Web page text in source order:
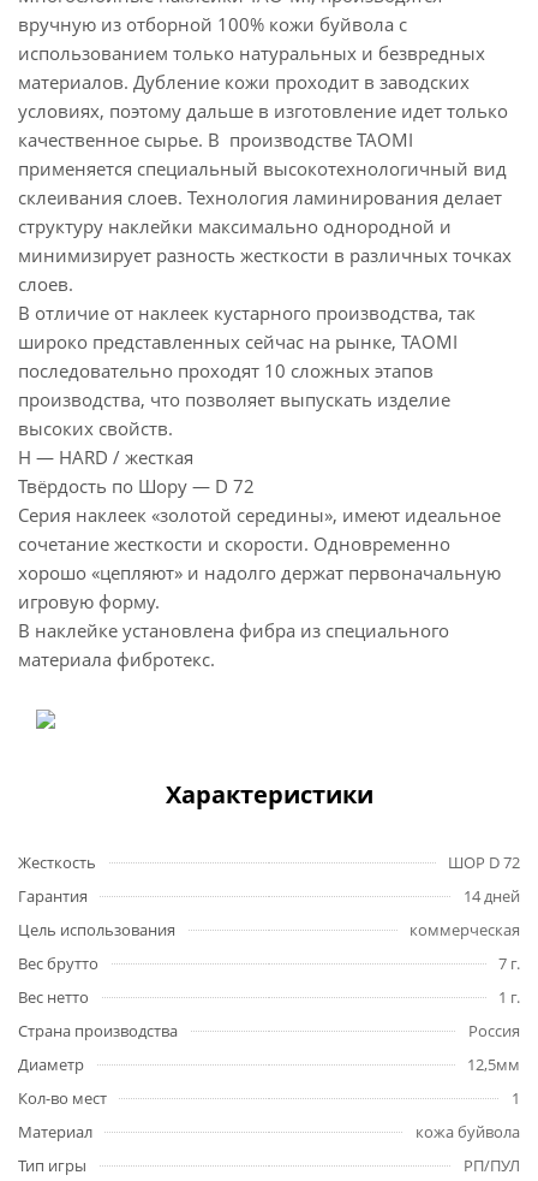
вручную из отборной 100% кожи буйвола с
использованием только натуральных и безвредных
материалов. Дубление кожи проходит в заводских
условиях, поэтому дальше в изготовление идет только
качественное сырье. В производстве TAOMI
применяется специальный высокотехнологичный вид
склеивания слоев. Технология ламинирования делает
структуру наклейки максимально однородной и
минимизирует разность жесткости в различных точках
слоев.
В отличие от наклеек кустарного производства, так
широко представленных сейчас на рынке, TAOMI
последовательно проходят 10 сложных этапов
производства, что позволяет выпускать изделие
высоких свойств.
H — HARD / жесткая
Твёрдость по Шору — D 72
Серия наклеек «золотой середины», имеют идеальное
сочетание жесткости и скорости. Одновременно
хорошо «цепляют» и надолго держат первоначальную
игровую форму.
В наклейке установлена фибра из специального
материала фибротекс.
Характеристики
Жесткость
ШОР D 72
Гарантия
14 дней
Цель использования
коммерческая
Вес брутто
7 г.
Вес нетто
1 г.
Страна производства
Россия
Диаметр
12,5мм
Кол-во мест
1
Материал
кожа буйвола
Тип игры
РП/ПУЛ